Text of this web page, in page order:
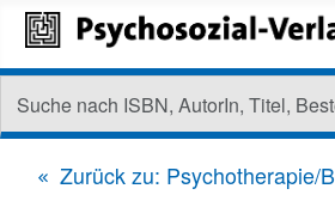
Zurück zu: Psychotherapie/